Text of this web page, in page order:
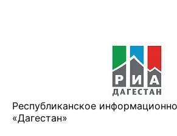
Республиканское
«Дагестан»